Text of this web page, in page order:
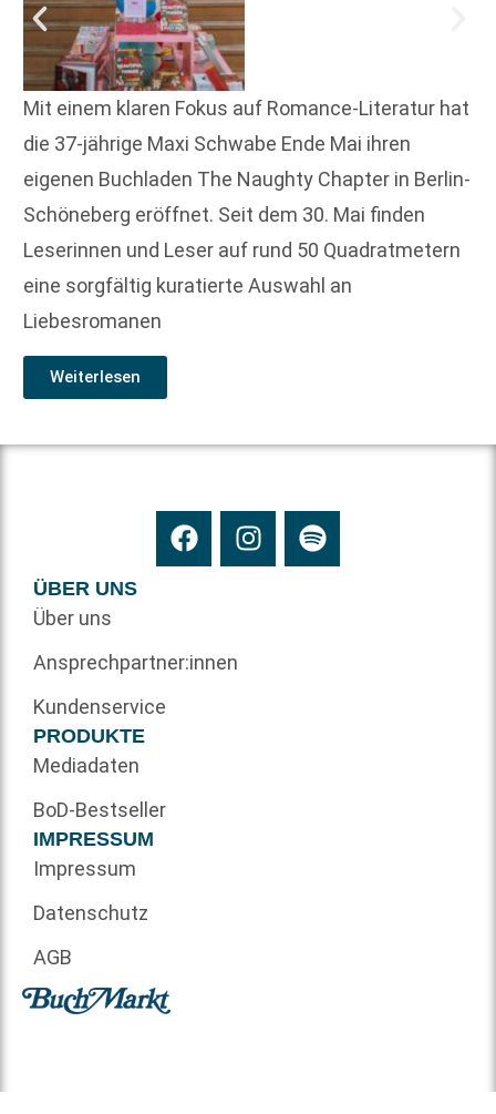
Mit einem klaren Fokus auf Romance-Literatur hat
die 37-jährige Maxi Schwabe Ende Mai ihren
eigenen Buchladen The Naughty Chapter in Berlin-
Schöneberg eröffnet. Seit dem 30. Mai finden
Leserinnen und Leser auf rund 50 Quadratmetern
eine sorgfältig kuratierte Auswahl an
Liebesromanen
Weiterlesen
ÜBER UNS
Über uns
Ansprechpartner:innen
Kundenservice
PRODUKTE
Mediadaten
BoD-Bestseller
IMPRESSUM
Impressum
Datenschutz
AGB